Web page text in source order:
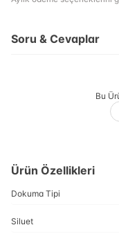
Soru & Cevaplar
Bu
Ürün Özellikleri
Dokuma Tipi
Siluet